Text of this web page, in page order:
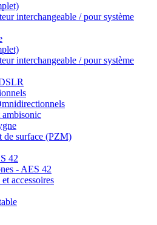
interchangeable / pour système
interchangeable / pour système
de surface (PZM)
42
- AES 42
accessoires